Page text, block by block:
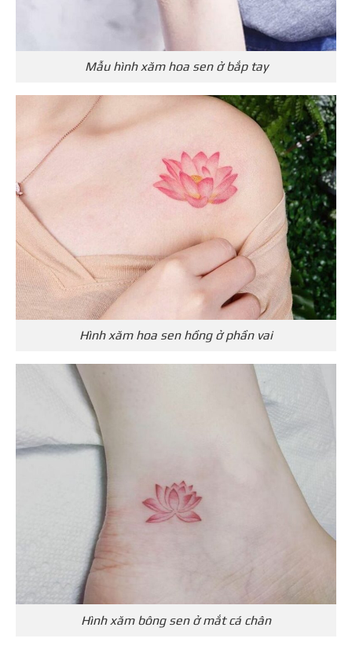
Mẫu hình xăm hoa sen ở bắp tay
Hình xăm hoa sen hồng ở phần vai
Hình xăm bông sen ở mắt cá chân